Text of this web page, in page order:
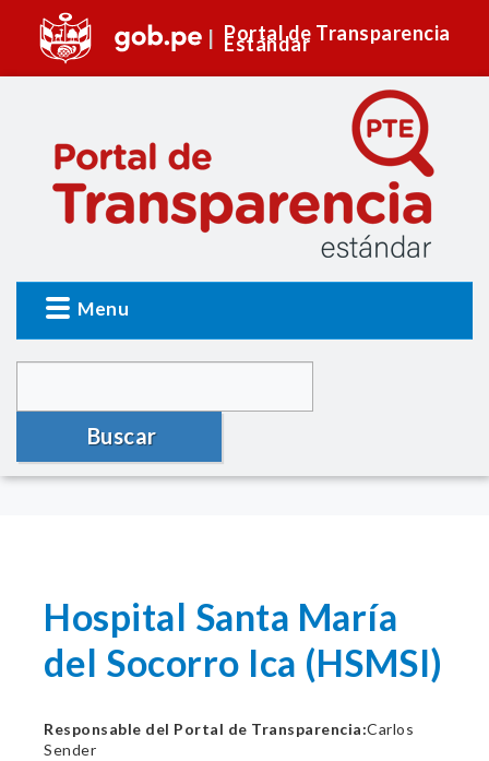
Portal de Transparencia
Estándar
Menu
Buscar
Hospital Santa María
del Socorro Ica (HSMSI)
Responsable del Portal de Transparencia:Carlos
Sender